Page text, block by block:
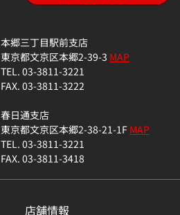
本郷三丁目駅前支店
東京都文京区本郷2-39-3 MAP
TEL. 03-3811-3221
FAX. 03-3811-3222
春日通支店
東京都文京区本郷2-38-21-1FMAP
TEL. 03-3811-3221
FAX. 03-3811-3418
店舗情報